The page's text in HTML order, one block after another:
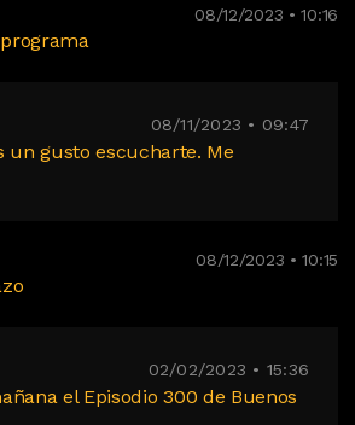
08/12/2023 • 10:16
08/11/2023 • 09:47
gusto escucharte. Me
08/12/2023 • 10:15
02/02/2023 • 15:36
el Episodio 300 de Buenos